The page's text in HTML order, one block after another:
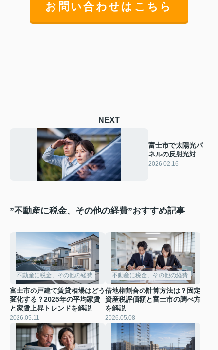
お問い合わせはこちら
NEXT
富士市で太陽光パ
ネルの反射光対策
は必要？受忍限度
2026.02.16
”不動産に税金、その他の経費”おすすめ記事
不動産に税金、その他の経費
富士市の戸建て賃貸相場はどう
変化する？2025年の平均家賃
と家賃上昇トレンドを解説
2026.05.11
不動産に税金、その他の経費
借地権割合の計算方法は？固定
資産税評価額と富士市の調べ方
を解説
2026.05.08